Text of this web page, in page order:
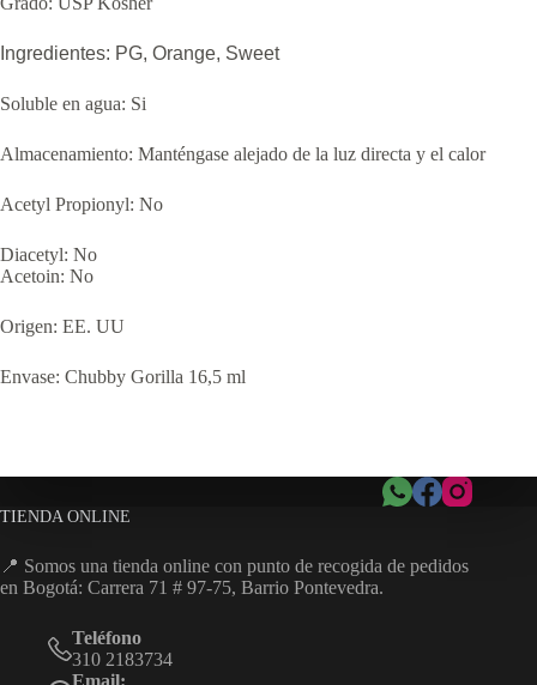
Ingredientes: PG, Orange, Sweet
Soluble en agua: Si
Almacenamiento: Manténgase alejado de la luz directa y el calor
Acetyl Propionyl: No
Diacetyl: No
Acetoin: No
Origen: EE. UU
Envase: Chubby Gorilla 16,5 ml
TIENDA ONLINE
📍 Somos una tienda online con punto de recogida de pedidos
en Bogotá: Carrera 71 # 97-75, Barrio Pontevedra.
Teléfono
310 2183734